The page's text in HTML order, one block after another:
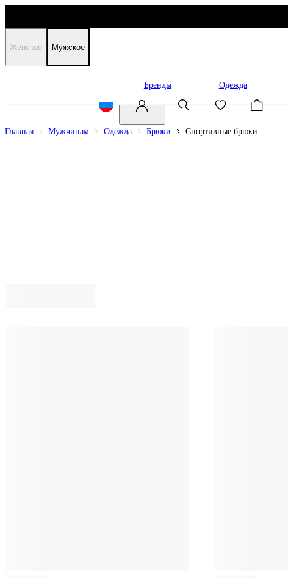
Женское Мужское
Бренды Одежда
Главная Мужчинам Одежда Брюки Спортивные брюки